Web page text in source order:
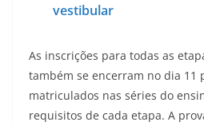
vestibular
As inscrições para todas as
também se encerram no dia 11
matriculados nas séries do
requisitos de cada etapa. A